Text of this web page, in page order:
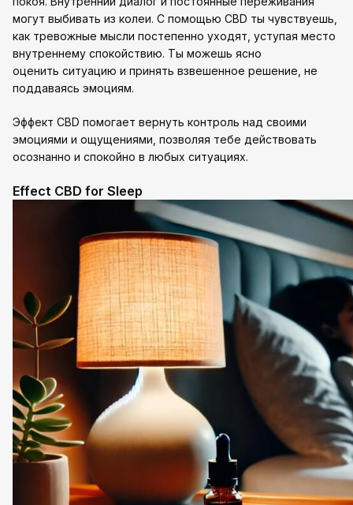
могут выбивать из колеи. С помощью CBD ты чувствуешь,
как тревожные мысли постепенно уходят, уступая место
внутреннему спокойствию. Ты можешь ясно
оценить ситуацию и принять взвешенное решение, не
поддаваясь эмоциям.
Эффект CBD помогает вернуть контроль над своими
эмоциями и ощущениями, позволяя тебе действовать
осознанно и спокойно в любых ситуациях.
Effect CBD for Sleep